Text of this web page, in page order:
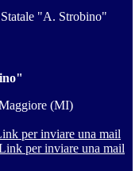
"A. Strobino"
(MI)
per inviare una mail
per inviare una mail